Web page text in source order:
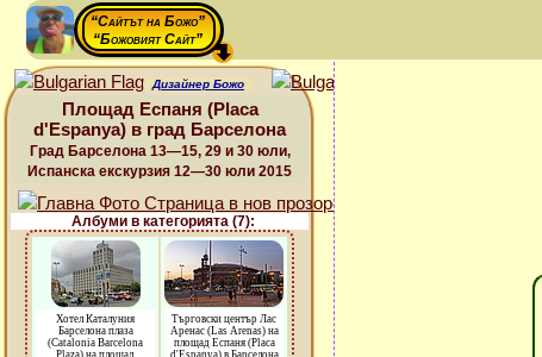
“Сайтът на Божо”
“Божовият Сайт”
Дизайнер Божо
Площад Еспаня (Placa
d'Espanya) в град Барселона
Град Барселона 13—15, 29 и 30 юли,
Испанска екскурзия 12—30 юли 2015
Албуми в категорията (7):
Хотел Каталуния
Барселона плаза
(Catalonia Barcelona
Plaza) на площад
Търговски център Лас
Аренас (Las Arenas) на
площад Еспаня (Placa
d'Espanya) в Барселона